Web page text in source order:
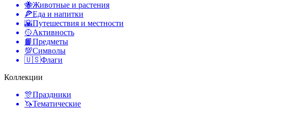
🐝Животные и растения
🍕Еда и напитки
🌇Путешествия и местности
🥎Активность
📙Предметы
💯Символы
🇺🇸Флаги
Коллекции
🎊Праздники
🦄Тематические